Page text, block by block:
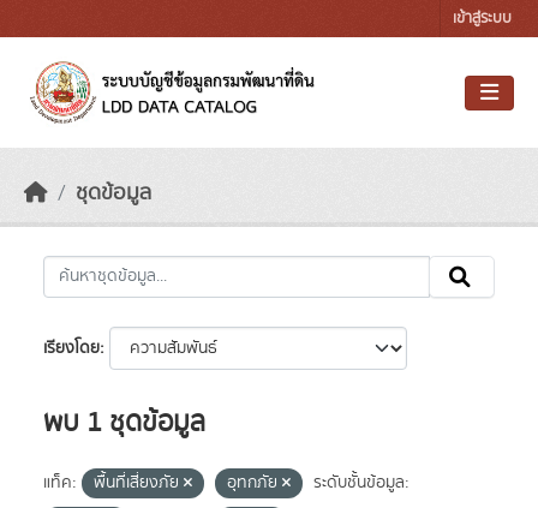
เข้าสู่ระบบ
ชุดข้อมูล
เรียงโดย
พบ 1 ชุดข้อมูล
แท็ค: พื้นที่เสี่ยงภัย อุทกภัย
ระดับชั้นข้อมูล: